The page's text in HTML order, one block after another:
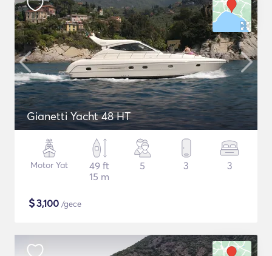
Gianetti Yacht 48 HT
Motor Yat
49 ft
15 m
5 3 3
$3,100 /gece